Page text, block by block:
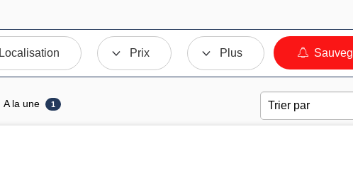
Localisation Prix Plus
A la une 1